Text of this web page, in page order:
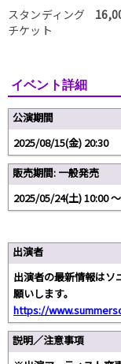
スタンディング
チケット
イベント詳細
公演期間
2025/08/15(金) 20:30
販売期間: 一般発売
2025/05/24(土) 10:00 〜
出演者
出演者の最新情報はソ
願いします。
https://
説明／注意事項